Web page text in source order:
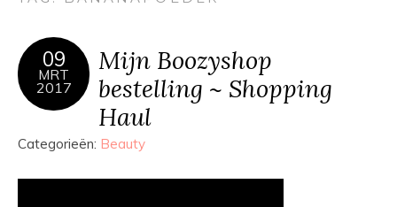
09
MRT
2017
Mijn Boozyshop
bestelling ~ Shopping
Haul
Categorieën: Beauty